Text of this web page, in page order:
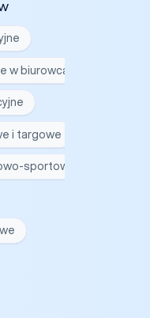
w biurowcach
i targowe
sportowe